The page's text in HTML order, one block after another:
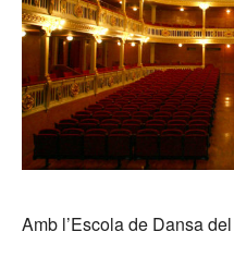
Amb l’Escola de Dansa